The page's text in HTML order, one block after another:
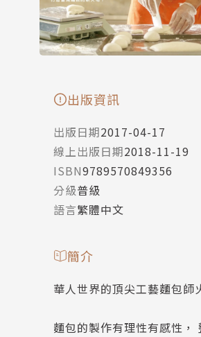
出版資訊
出版日期2017-04-17
線上出版日期2018-11-19
ISBN9789570849356
分級普級
語言繁體中文
簡介
華人世界的頂尖工藝麵包師
麵包的製作有理性有感性